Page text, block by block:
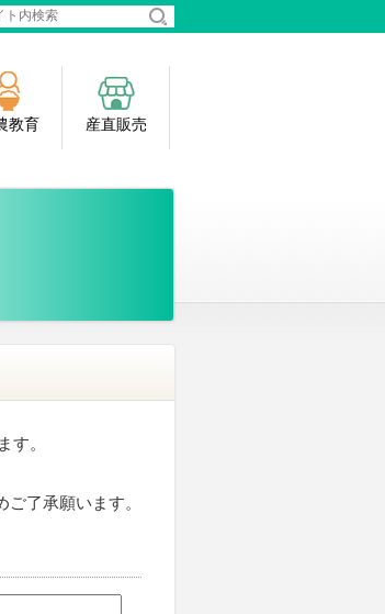
教育 産直販売
す。
了承願います。